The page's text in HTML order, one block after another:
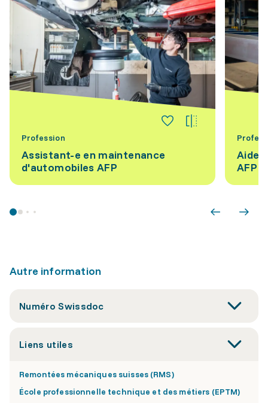
Profession
Assistant-e en maintenance
d'automobiles AFP
AFP
Autre information
Numéro Swissdoc
Liens utiles
Remontées mécaniques suisses (RMS)
École professionnelle technique et des métiers (EPTM)